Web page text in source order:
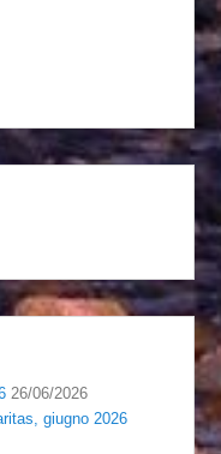
26/06/2026
giugno 2026